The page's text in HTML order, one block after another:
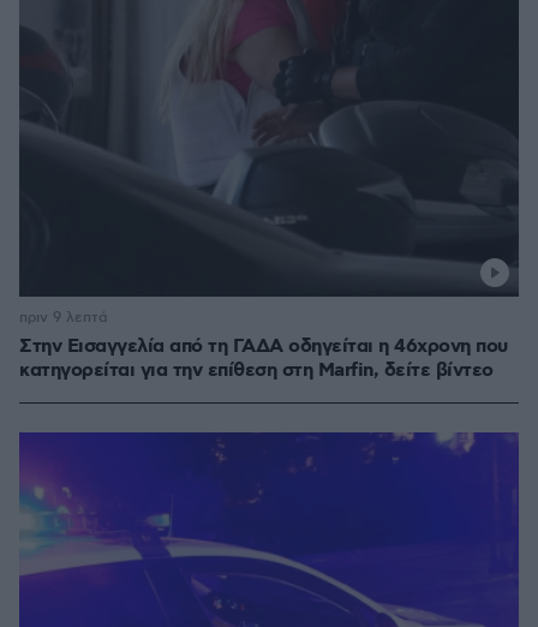
Στην Εισαγγελία από τη ΓΑΔΑ οδηγείται η 46χρονη που
κατηγορείται για την επίθεση στη Marfin, δείτε βίντεο
πριν 9 λεπτά